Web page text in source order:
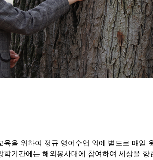
을 위하여 정규 영어수업 외에 별도로 매일
기간에는 해외봉사대에 참여하여 세상을 향